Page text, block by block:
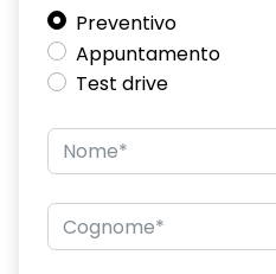
Driver display con schermo TFT
Eco Mode
compatibile 2G/3G o 4G/5G in
Firma luminosa pixelata con fari
HARM03
Preventivo
Appuntamento
Test drive